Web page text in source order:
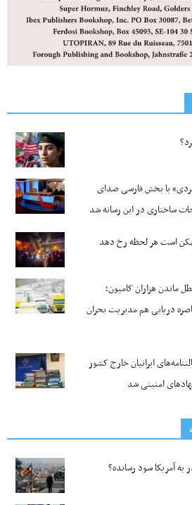
با بخش فارسی صدای
ساختاری در این رسانه شد
است هر لحظه رخ دهد
ماندن هزاران کامیون؛
دریایی هم مدیریت بحران
ایرانیان خارج کشور
امنیتی شد
آمریکا سود رسانده؟